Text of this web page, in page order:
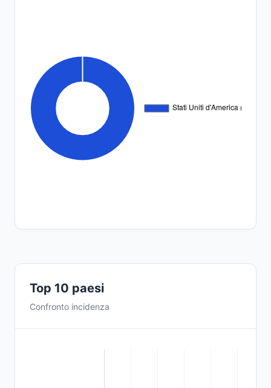
Top 10 paesi
Confronto incidenza